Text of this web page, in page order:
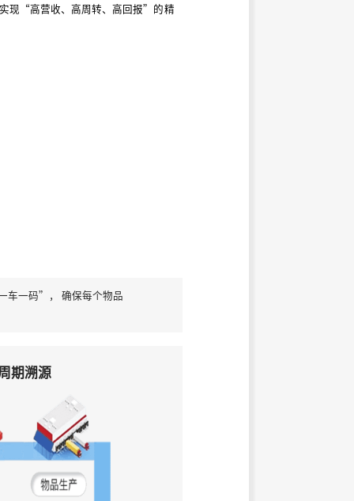
现“高营收、高周转、高回报”的精
一码”， 确保每个物品
期溯源